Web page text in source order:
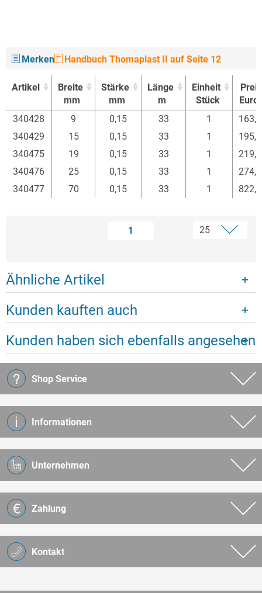
Merken Handbuch Thomaplast II auf Seite 12
Artikel
Breite
mm
Stärke
mm
Länge
m
Einheit
Stück
Preis
Euro*
Artikel
Breite
Stärke
Länge
Einheit
Preis
340428 9 0,15 33 1
340429
15 0,15 33 1
340475
19 0,15 33 1
340476
25 0,15 33 1
340477
70 0,15 33 1
1
Ähnliche Artikel
Kunden kauften auch
Kunden haben sich ebenfalls angesehen
Kontakt
Shop Service
Informationen
Unternehmen
Zahlung